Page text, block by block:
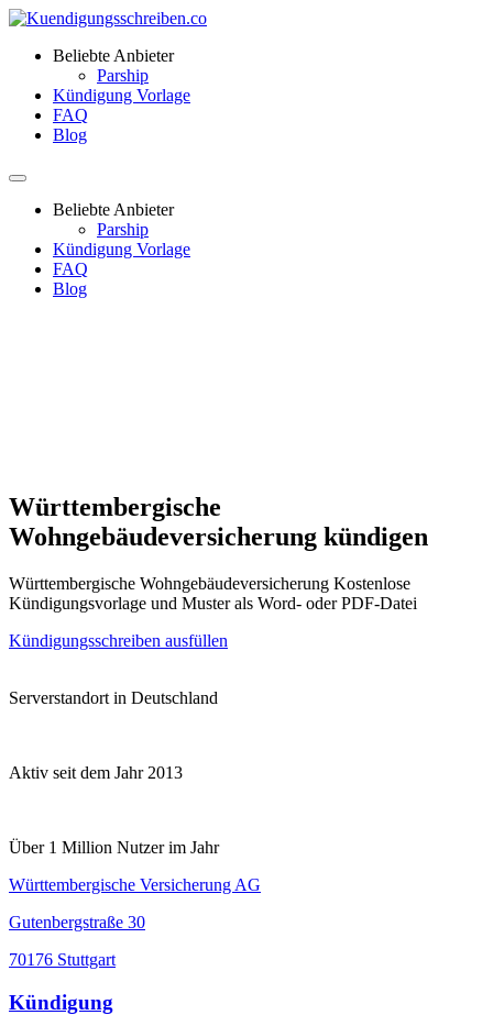
Beliebte Anbieter
Parship
Kündigung Vorlage
FAQ
Blog
Beliebte Anbieter
Parship
Kündigung Vorlage
FAQ
Blog
Württembergische
Wohngebäudeversicherung kündigen
Württembergische Wohngebäudeversicherung Kostenlose
Kündigungsvorlage und Muster als Word- oder PDF-Datei
Kündigungsschreiben ausfüllen
Serverstandort in Deutschland
Aktiv seit dem Jahr 2013
Über 1 Million Nutzer im Jahr
Württembergische Versicherung AG
Gutenbergstraße 30
70176 Stuttgart
Kündigung